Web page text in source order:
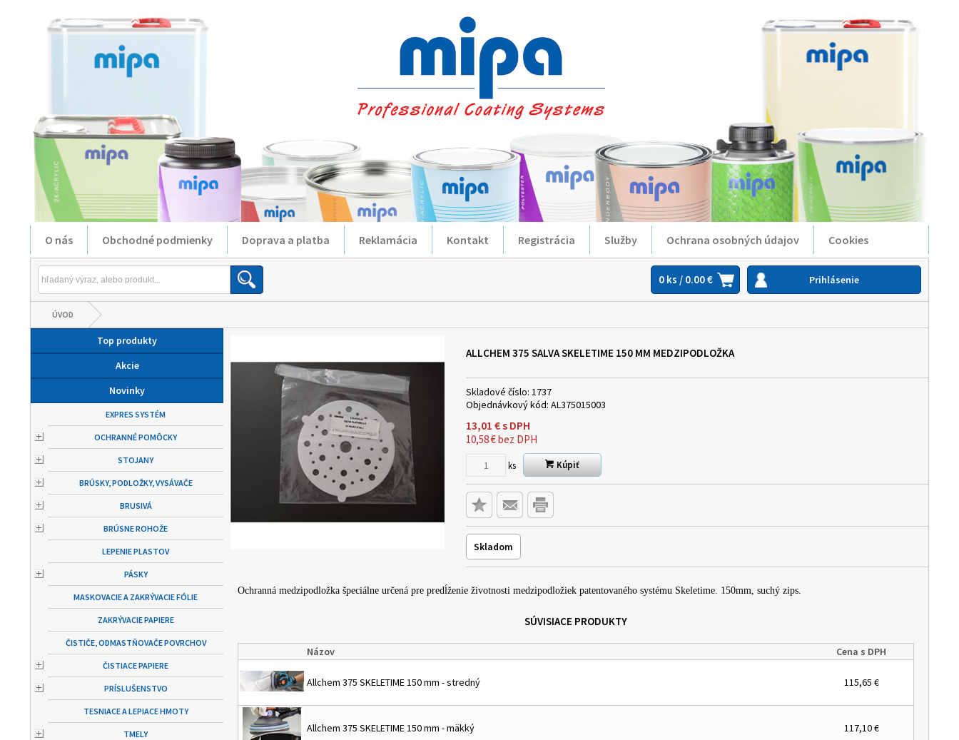
O nás Obchodné podmienky Doprava a platba Reklamácia Kontakt Registrácia Služby Ochrana osobných údajov Cookies
0 ks / 0.00 € Prihlásenie
ÚVOD
Top produkty
Akcie
Novinky
EXPRES SYSTÉM
OCHRANNÉ POMÔCKY
STOJANY
BRÚSKY, PODLOŽKY, VYSÁVAČE
BRUSIVÁ
BRÚSNE ROHOŽE
LEPENIE PLASTOV
PÁSKY
MASKOVACIE A ZAKRÝVACIE FÓLIE
ZAKRÝVACIE PAPIERE
ČISTIČE, ODMASTŇOVAČE POVRCHOV
ČISTIACE PAPIERE
PRÍSLUŠENSTVO
TESNIACE A LEPIACE HMOTY
TMELY
ALLCHEM 375 SALVA SKELETIME 150 MM MEDZIPODLOŽKA
Skladové číslo: 1737
Objednávkový kód: AL375015003
13,01 €s DPH
10,58€bez DPH
ks Kúpiť
Skladom
Ochranná medzipodložka špeciálne určená pre predĺženie životnosti medzipodložiek patentovaného systému Skeletime. 150mm, suchý zips.
SÚVISIACE PRODUKTY
Názov Cena s DPH
Allchem 375 SKELETIME 150 mm - stredný 115,65 €
Allchem 375 SKELETIME 150 mm - mäkký 117,10 €